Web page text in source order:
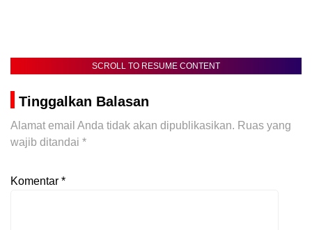
SCROLL TO RESUME CONTENT
Tinggalkan Balasan
Alamat email Anda tidak akan dipublikasikan. Ruas yang
wajib ditandai *
Komentar *